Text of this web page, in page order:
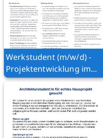
Werkstudent (m/w/d) -
Projektentwicklung im
Consulting